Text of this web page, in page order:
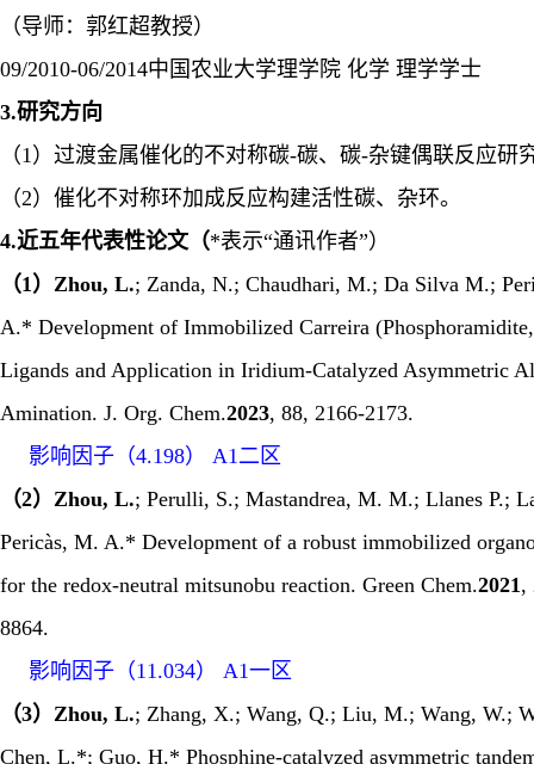
（导师：郭红超教授）
09/2010-06/2014中国农业大学理学院 化学 理学学士
3.研究方向
（1）过渡金属催化的不对称碳-碳、碳-杂键偶联反应研
（2）催化不对称环加成反应构建活性碳、杂环。
4.近五年代表性论文（*表示“通讯作者”）
（1）Zhou, L.; Zanda, N.; Chaudhari, M.; Da Silva M.;
A.* Development of Immobilized Carreira
Ligands and Application in Iridium-Catalyzed Asymmetric
Amination. J. Org. Chem.2023, 88, 2166-2173.
影响因子（4.198） A1二区
（2）Zhou, L.; Perulli, S.; Mastandrea, M. M.; Llanes P.;
Pericàs, M. A.* Development of a robust immobilized
for the redox-neutral mitsunobu reaction. Green Chem.2021,
8864.
影响因子（11.034） A1一区
（3）Zhou, L.; Zhang, X.; Wang, Q.; Liu, M.; Wang, W.;
Chen, L.*; Guo, H.* Phosphine-catalyzed asymmetric